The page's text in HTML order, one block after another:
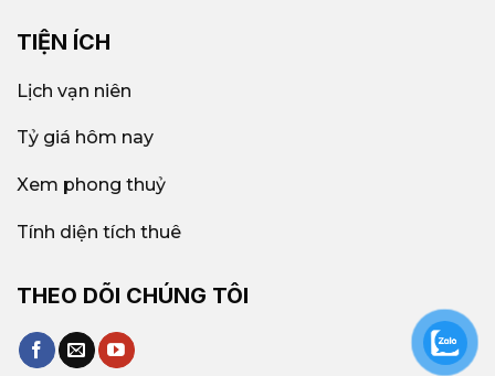
TIỆN ÍCH
Lịch vạn niên
Tỷ giá hôm nay
Xem phong thuỷ
Tính diện tích thuê
THEO DÕI CHÚNG TÔI